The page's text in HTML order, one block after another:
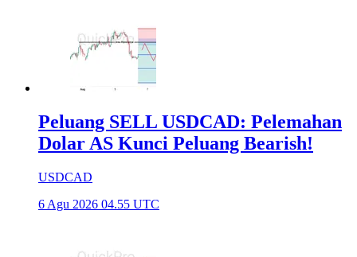
Peluang SELL USDCAD: Pelemahan
Dolar AS Kunci Peluang Bearish!
USDCAD
6 Agu 2026 04.55 UTC